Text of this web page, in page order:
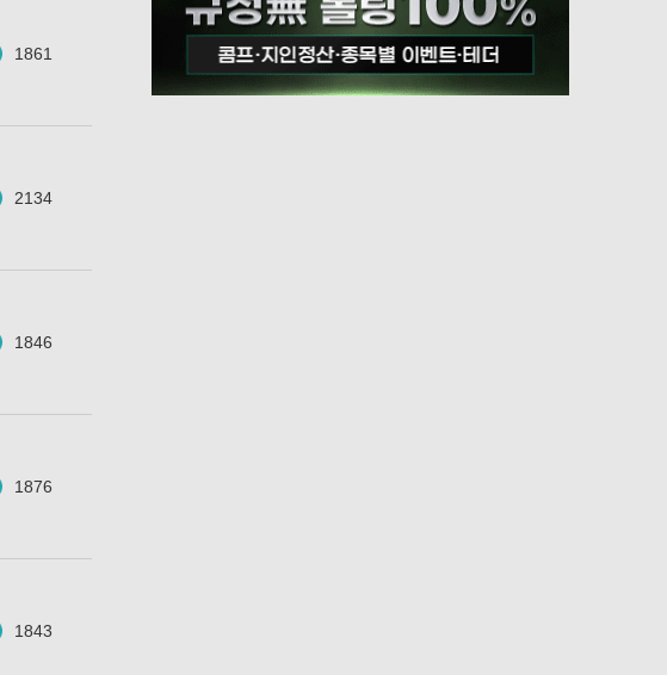
1861
2134
1846
1876
1843